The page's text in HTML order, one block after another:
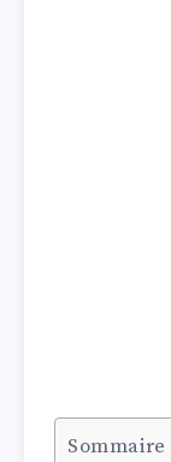
Sommaire